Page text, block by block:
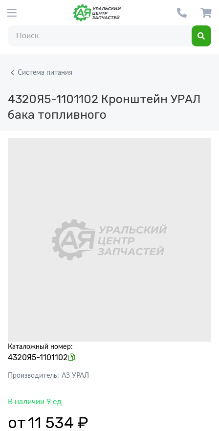
Система питания
4320Я5-1101102 Кронштейн УРАЛ
бака топливного
Каталожный номер:
4320Я5-1101102
Производитель: АЗ УРАЛ
В наличии 9 ед
от11 534 ₽